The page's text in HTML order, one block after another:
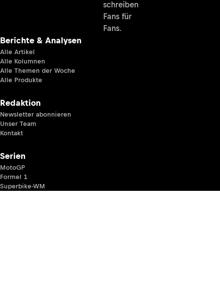
schreiben
Fans für
Fans.
Berichte & Analysen
Alle Artikel
Alle Kolumnen
Alle Themen der Woche
Alle Produkte
Redaktion
Newsletter abonnieren
Unser Team
Kontakt
Serien
MotoGP
Formel 1
Superbike-WM